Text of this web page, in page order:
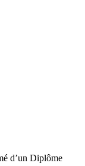
d’un Diplôme